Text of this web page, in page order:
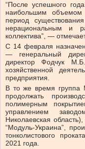
“После успешного
наибольшим объемом
период
нерациональным и
коллектива”, —
С 14 февраля
— генеральный
директор Фодчук
хозяйственной
предприятия.
В то же время группа
продолжать
полимерным
управлением
Николаевская
“Модуль-Украина”,
тонколистового
2021 года.